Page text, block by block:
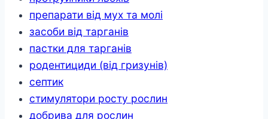
препарати від мух та молі
засоби від тарганів
пастки для тарганів
родентициди (від гризунів)
септик
стимулятори росту рослин
добрива для рослин